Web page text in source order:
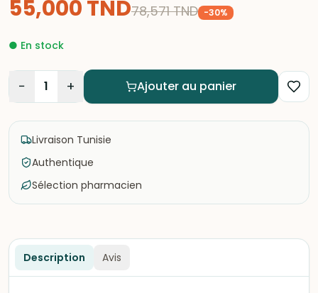
55,000TND78,571 TND -30%
● En stock
− 1 + Ajouter au panier
Livraison Tunisie
Authentique
Sélection pharmacien
Description Avis